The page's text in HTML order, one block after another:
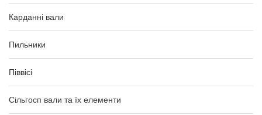
Карданні вали
Пильники
Піввісі
Сільгосп вали та їх елементи